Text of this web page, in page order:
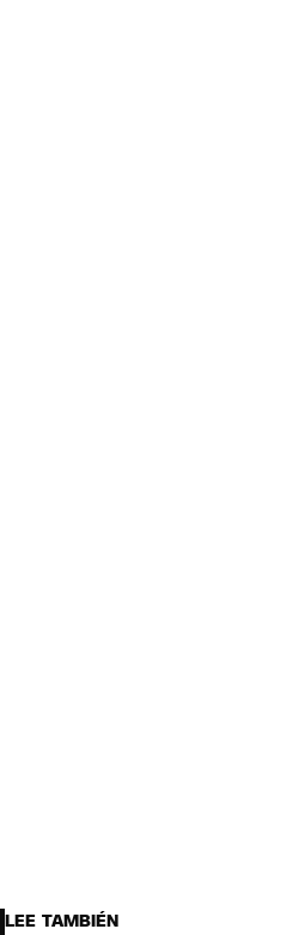
LEE TAMBIÉN